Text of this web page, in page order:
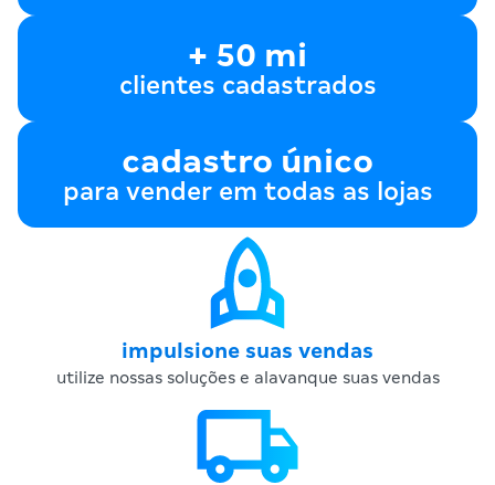
+ 50 mi
clientes cadastrados
cadastro único
para vender em todas as lojas
impulsione suas vendas
utilize nossas soluções e alavanque suas vendas